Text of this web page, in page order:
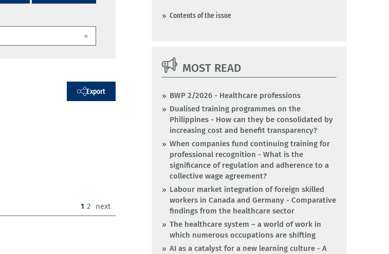
Export
1 (current)
2 next
Contents of the issue
MOST READ
BWP 2/2026 - Healthcare professions
Dualised training programmes on the
Philippines - How can they be consolidated by
increasing cost and benefit transparency?
When companies fund continuing training for
professional recognition - What is the
significance of regulation and adherence to a
collective wage agreement?
Labour market integration of foreign skilled
workers in Canada and Germany - Comparative
findings from the healthcare sector
The healthcare system – a world of work in
which numerous occupations are shifting
AI as a catalyst for a new learning culture - A